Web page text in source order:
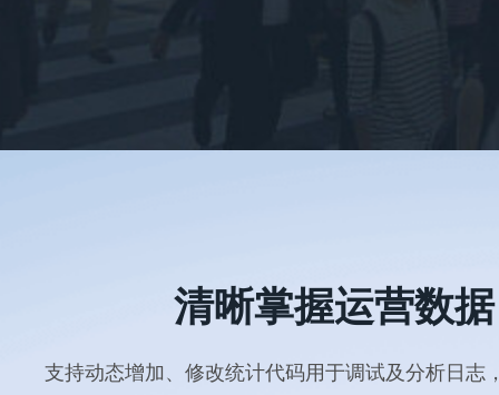
清晰掌握运营数据
支持动态增加、修改统计代码用于调试及分析日志